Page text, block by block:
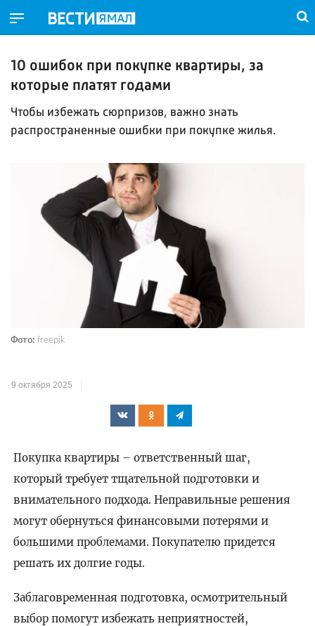
10 ошибок при покупке квартиры, за
которые платят годами
Чтобы избежать сюрпризов, важно знать
распространенные ошибки при покупке жилья.
Фото: freepik
9 октября 2025
Покупка квартиры – ответственный шаг,
который требует тщательной подготовки и
внимательного подхода. Неправильные решения
могут обернуться финансовыми потерями и
большими проблемами. Покупателю придется
решать их долгие годы.
Заблаговременная подготовка, осмотрительный
выбор помогут избежать неприятностей,